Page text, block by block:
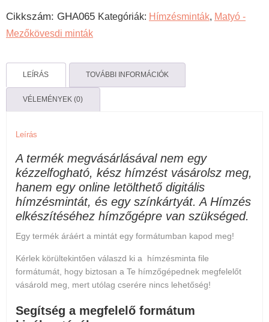
hímzésminta
-
virágos
mennyiség
Cikkszám: GHA065 Kategóriák: Hímzésminták, Matyó -
Mezőkövesdi minták
LEÍRÁS TOVÁBBI INFORMÁCIÓK
VÉLEMÉNYEK (0)
Leírás
A termék megvásárlásával nem egy
kézzelfogható, kész hímzést vásárolsz meg,
hanem egy online letölthető digitális
hímzésmintát, és egy színkártyát. A Hímzés
elkészítéséhez hímzőgépre van szükséged.
Egy termék áráért a mintát egy formátumban kapod meg!
Kérlek körültekintően válaszd ki a hímzésminta file
formátumát, hogy biztosan a Te hímzőgépednek megfelelőt
vásárold meg, mert utólag cserére nincs lehetőség!
Segítség a megfelelő formátum